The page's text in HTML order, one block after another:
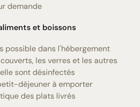
demande
et boissons
possible dans l'hébergement
les verres et les autres
sont désinfectés
déjeuner à emporter
des plats livrés